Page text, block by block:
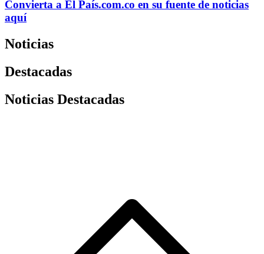
Convierta a El País.com.co en su fuente de noticias
aquí
Noticias
Destacadas
Noticias Destacadas